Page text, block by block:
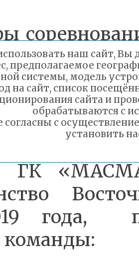
Н.Г.»,
ГК
года,
наш сайт, Вы
предполагаемое
системы, модель
на сайт, список
сайта и
обрабатываются с
согласны с
установить